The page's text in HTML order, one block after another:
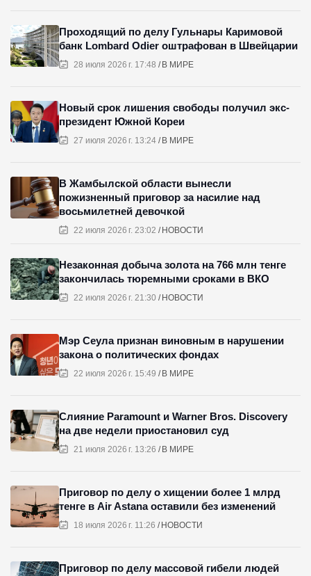
28 июля 2026 г. 17:48 В МИРЕ
Проходящий по делу Гульнары Каримовой
банк Lombard Odier оштрафован в Швейцарии
27 июля 2026 г. 13:24 В МИРЕ
Новый срок лишения свободы получил экс-
президент Южной Кореи
22 июля 2026 г. 23:02 НОВОСТИ
В Жамбылской области вынесли
пожизненный приговор за насилие над
восьмилетней девочкой
22 июля 2026 г. 21:30 НОВОСТИ
Незаконная добыча золота на 766 млн тенге
закончилась тюремными сроками в ВКО
22 июля 2026 г. 15:49 В МИРЕ
Мэр Сеула признан виновным в нарушении
закона о политических фондах
21 июля 2026 г. 13:26 В МИРЕ
Слияние Paramount и Warner Bros. Discovery
на две недели приостановил суд
18 июля 2026 г. 11:26 НОВОСТИ
Приговор по делу о хищении более 1 млрд
тенге в Air Astana оставили без изменений
Приговор по делу массовой гибели людей